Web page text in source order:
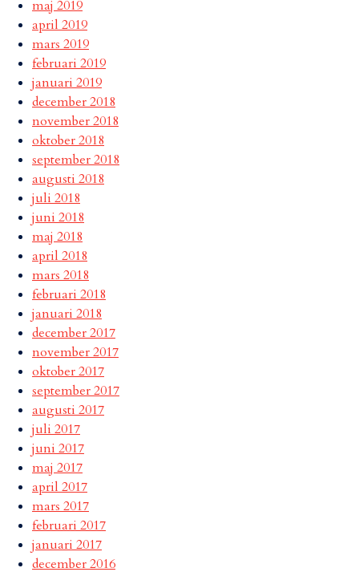
maj 2019
april 2019
mars 2019
februari 2019
januari 2019
december 2018
november 2018
oktober 2018
september 2018
augusti 2018
juli 2018
juni 2018
maj 2018
april 2018
mars 2018
februari 2018
januari 2018
december 2017
november 2017
oktober 2017
september 2017
augusti 2017
juli 2017
juni 2017
maj 2017
april 2017
mars 2017
februari 2017
januari 2017
december 2016